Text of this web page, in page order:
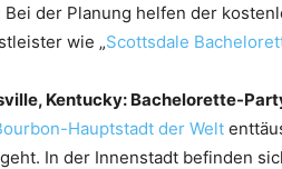
Bei der Planung helfen der
wie „Scottsdale
Kentucky: Bachelorette-
Hauptstadt der Welt
In der Innenstadt befinden